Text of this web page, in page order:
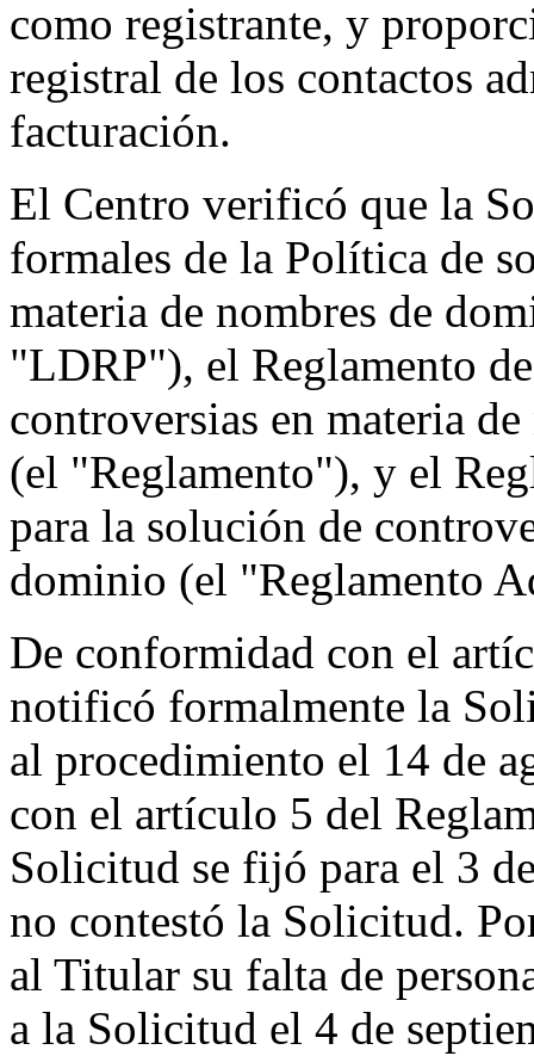
como registrante, y
registral de los contactos
facturación.
El Centro verificó que la
formales de la Política de
materia de nombres de
"LDRP"), el Reglamento
controversias en materia
(el "Reglamento"), y el
para la solución de
dominio (el "Reglamento
De conformidad con el
notificó formalmente la
al procedimiento el 14 de
con el artículo 5 del
Solicitud se fijó para el 3
no contestó la Solicitud.
al Titular su falta de
a la Solicitud el 4 de